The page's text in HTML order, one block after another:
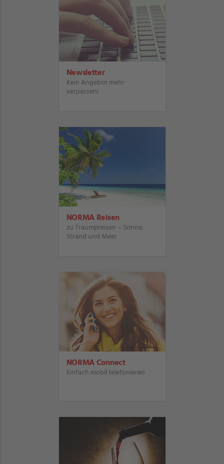
Newsletter
Kein Angebot mehr
verpassen!
NORMA Reisen
zu Traumpreisen – Sonne,
Strand und Meer
NORMA Connect
Einfach mobil telefonieren